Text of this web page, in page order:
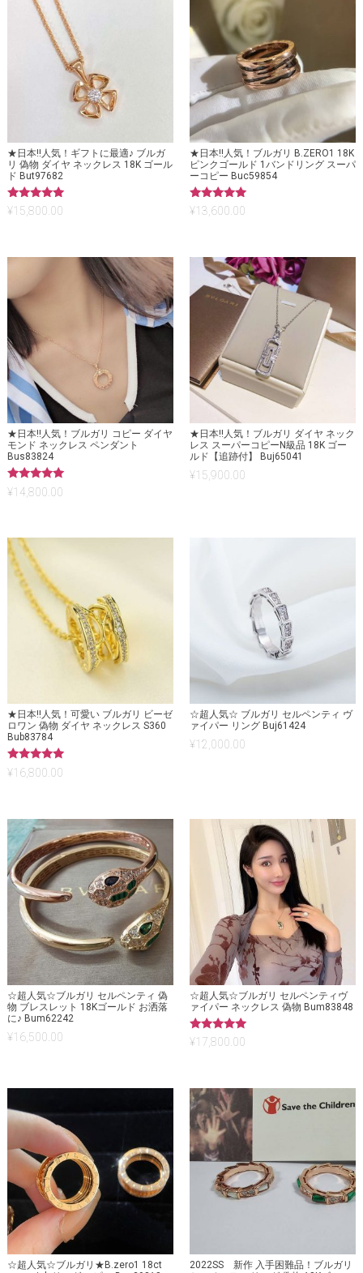
★日本!!人気！ギフトに最適♪ ブルガ
リ 偽物 ダイヤ ネックレス 18K ゴール
ド But97682
5段階中
5.00
¥15,800.00
★日本!!人気！ブルガリ B.ZERO1 18K
ピンクゴールド 1バンドリング スーパ
ーコピー Buc59854
5段階中
5.00
¥13,600.00
★日本!!人気！ブルガリ コピー ダイヤ
モンド ネックレス ペンダント
Bus83824
5段階中
5.00
¥14,800.00
★日本!!人気！ブルガリ ダイヤ ネック
レス スーパーコピーN級品 18K ゴー
ルド【追跡付】 Buj65041
¥15,900.00
★日本!!人気！可愛い ブルガリ ビーゼ
ロワン 偽物 ダイヤ ネックレス S360
Bub83784
5段階中
5.00
¥16,800.00
☆超人気☆ ブルガリ セルペンティ ヴ
ァイパー リング Buj61424
¥12,000.00
☆超人気☆ブルガリ セルペンティ 偽
物 ブレスレット 18Kゴールド お洒落
に♪ Bum62242
¥16,500.00
☆超人気☆ブルガリ セルペンティヴ
ァイパー ネックレス 偽物 Bum83848
5段階中
5.00
¥17,800.00
☆超人気☆ブルガリ★B.zero1 18ct
2022SS 新作 入手困難品！ブルガリ